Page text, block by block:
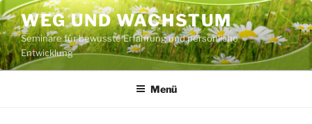
Zum
Inhalt
springen
WEG UND WACHSTUM
Seminare für bewusste Erfahrung und persönliche
Entwicklung
Menü